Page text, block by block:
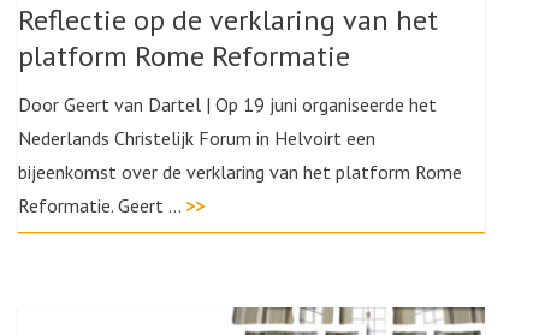
Reflectie op de verklaring van het
platform Rome Reformatie
Door Geert van Dartel | Op 19 juni organiseerde het
Nederlands Christelijk Forum in Helvoirt een
bijeenkomst over de verklaring van het platform Rome
Reformatie. Geert … >>